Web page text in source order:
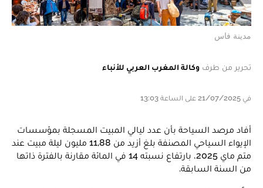
مدينة فاس
تحرير من طرف وكالة المغرب العربي للأنباء
في 21/07/2025 على الساعة 13:03
أفاد مرصد السياحة بأن عدد ليالي المبيت المسجلة بمؤسسات
الإيواء السياحي المصنفة بلغ أزيد من 11,88 مليون ليلة مبيت عند
متم ماي 2025، بارتفاع نسبته 14 في المائة مقارنة بالفترة ذاتها
من السنة السابقة.